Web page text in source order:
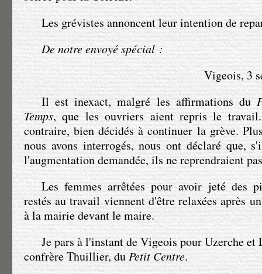
Les grévistes annoncent leur intention de
De notre envoyé spécial :
Vigeois, 3
Il est inexact, malgré les affirmations du
Temps, que les ouvriers aient repris le
contraire, bien décidés à continuer la grève.
nous avons interrogés, nous ont déclaré que,
l'augmentation demandée, ils ne reprendraient
Les femmes arrêtées pour avoir jeté des
restés au travail viennent d'être relaxées après
à la mairie devant le maire.
Je pars à l'instant de Vigeois pour Uzerche et
confrère Thuillier, duPetit Centre.